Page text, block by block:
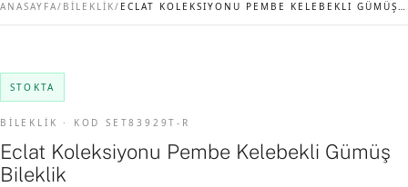
ANASAYFA/ BİLEKLİK/ ECLAT KOLEKSIYONU PEMBE KELEBEKLI GÜMÜŞ BILEKLIK
STOKTA
BİLEKLİK · KOD SET83929T-R
Eclat Koleksiyonu Pembe Kelebekli Gümüş
Bileklik